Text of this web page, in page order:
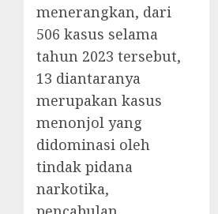
menerangkan, dari
506 kasus selama
tahun 2023 tersebut,
13 diantaranya
merupakan kasus
menonjol yang
didominasi oleh
tindak pidana
narkotika,